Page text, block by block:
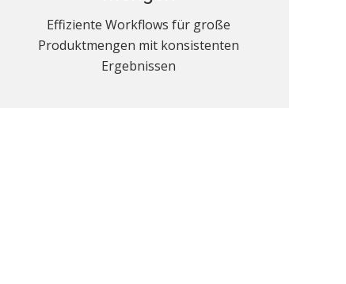
Effiziente Workflows für große
Produktmengen mit konsistenten
Ergebnissen